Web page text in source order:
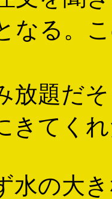
なる。
放題だ
きてく
水の大